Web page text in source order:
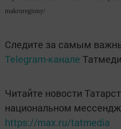
makroregiony/
Следите за самым
Telegram-канале
Читайте новости
национальном
https://max.ru/tatmedia